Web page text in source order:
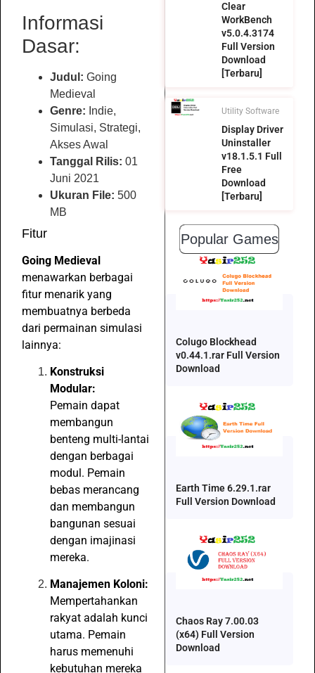
Informasi
Dasar:
Judul: Going
Medieval
Genre: Indie,
Simulasi, Strategi,
Akses Awal
Tanggal Rilis: 01
Juni 2021
Ukuran File: 500
MB
Fitur
Going Medieval
menawarkan berbagai
fitur menarik yang
membuatnya berbeda
dari permainan simulasi
lainnya:
Konstruksi
Modular:
Pemain dapat
membangun
benteng multi-lantai
dengan berbagai
modul. Pemain
bebas merancang
dan membangun
bangunan sesuai
dengan imajinasi
mereka.
Manajemen Koloni:
Mempertahankan
rakyat adalah kunci
utama. Pemain
harus memenuhi
kebutuhan mereka
Clear
WorkBench
v5.0.4.3174
Full Version
Download
[Terbaru]
Utility Software
Display Driver
Uninstaller
v18.1.5.1 Full
Free
Download
[Terbaru]
Popular Games
Colugo Blockhead
v0.44.1.rar Full Version
Download
Earth Time 6.29.1.rar
Full Version Download
Chaos Ray 7.00.03
(x64) Full Version
Download